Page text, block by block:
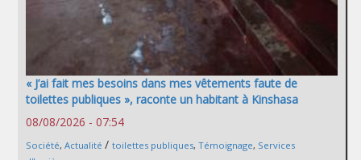
« J’ai fait mes besoins dans mes vêtements faute de
toilettes publiques », raconte un habitant à Kinshasa
08/08/2026 - 07:54
Société, Actualité / toilettes publiques, Témoignage, Services